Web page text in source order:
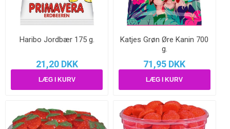
Haribo Jordbær 175 g.
21,20 DKK
Katjes Grøn Øre Kanin 700
g.
71,95 DKK